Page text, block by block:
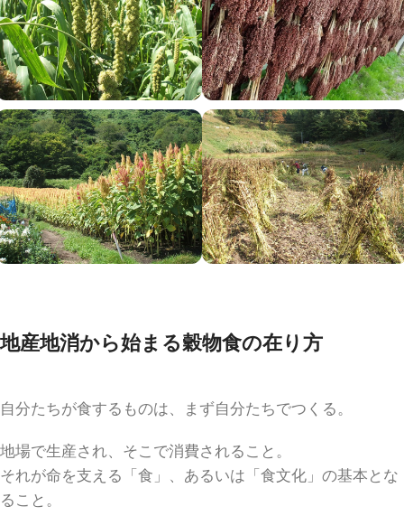
地産地消から始まる穀物食の在り方
自分たちが食するものは、まず自分たちでつくる。
地場で生産され、そこで消費されること。
それが命を支える「食」、あるいは「食文化」の基本とな
ること。